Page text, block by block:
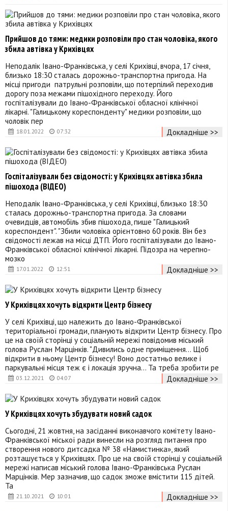
18.01.2022 07:32
Прийшов до тями: медики розповіли про стан чоловіка, якого
збила автівка у Крихівцях
Неподалік Івано-Франківська, у селі Крихівці, вчора, 17 січня,
близько 18:30 сталась дорожньо-транспортна пригода. На
місці пригоди патрульні розповіли, що потерпілий переходив
дорогу поза межами пішохідного переходу. Його
госпіталізували до Івано-Франківської обласної клінічної
лікарні. "Галицькому кореспонденту" медики розповіли, що
чоловік пер
Докладніше >>
17.01.2022 12:51
Госпіталізували без свідомості: у Крихівцях автівка збила
пішохода (ВІДЕО)
Неподалік Івано-Франківська, у селі Крихівці, близько 18:30
сталась дорожньо-транспортна пригода. За словами
очевидців, автомобіль збив пішохода, пише "Галицький
кореспондент". "Збили чоловіка орієнтовно 60 років. Він без
свідомості лежав на місці ДТП. Його госпіталізували до Івано-
Франківської обласної клінічної лікарні. Підозра на черепно-
мозко
Докладніше >>
03.12.2021 04:07
У Крихівцях хочуть відкрити Центр бізнесу
У селі Крихівці, що належить до Івано-Франківської
територіальної громади, планують відкрити Центр бізнесу. Про
це на своїй сторінці у соціальній мережі повідомив міський
голова Руслан Марцінків. "Дивились одне приміщення... Щоб
відкрити в ньому Центр бізнесу! Воно достатньо велике і
паркувальні місця теж є і локація зручна... Та треба зробити ре
Докладніше >>
21.10.2021 10:01
У Крихівцях хочуть збудувати новий садок
Сьогодні, 21 жовтня, на засіданні виконавчого комітету Івано-
Франківської міської ради винесли на розгляд питання про
створення нового дитсадка № 38 «Намистинка», який
розташується у Крихівцях. Про це на своїй сторінці у соціальній
мережі написав міський голова Івано-Франківська Руслан
Марцінків. Мер зазначив, що садок зможе вмістити 115 дітей.
Та
Докладніше >>